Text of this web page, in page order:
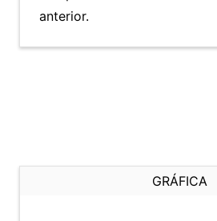
anterior.
GRÁFICA